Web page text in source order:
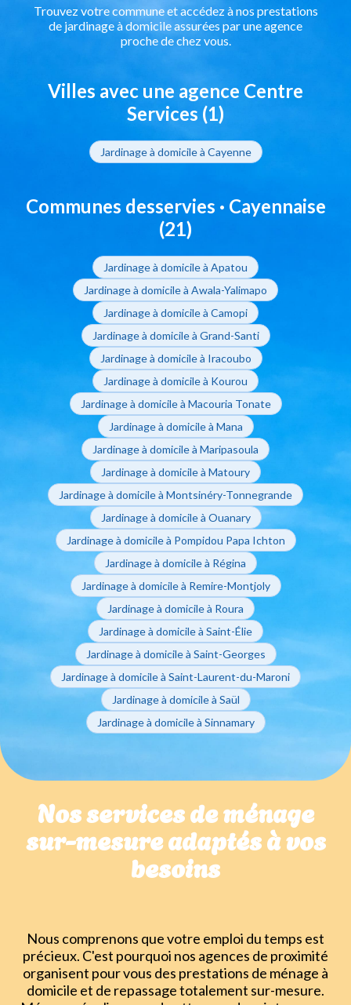
Trouvez votre commune et accédez à nos prestations
de jardinage à domicile assurées par une agence
proche de chez vous.
Villes avec une agence Centre
Services (1)
Jardinage à domicile à Cayenne
Communes desservies · Cayennaise
(21)
Jardinage à domicile à Apatou
Jardinage à domicile à Awala-Yalimapo
Jardinage à domicile à Camopi
Jardinage à domicile à Grand-Santi
Jardinage à domicile à Iracoubo
Jardinage à domicile à Kourou
Jardinage à domicile à Macouria Tonate
Jardinage à domicile à Mana
Jardinage à domicile à Maripasoula
Jardinage à domicile à Matoury
Jardinage à domicile à Montsinéry-Tonnegrande
Jardinage à domicile à Ouanary
Jardinage à domicile à Pompidou Papa Ichton
Jardinage à domicile à Régina
Jardinage à domicile à Remire-Montjoly
Jardinage à domicile à Roura
Jardinage à domicile à Saint-Élie
Jardinage à domicile à Saint-Georges
Jardinage à domicile à Saint-Laurent-du-Maroni
Jardinage à domicile à Saül
Jardinage à domicile à Sinnamary
Nos services de ménage
sur-mesure adaptés à vos
besoins
Nous comprenons que votre emploi du temps est
précieux. C'est pourquoi nos agences de proximité
organisent pour vous des prestations de ménage à
domicile et de repassage totalement sur-mesure.